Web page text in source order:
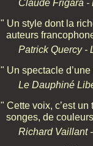
Claude Frigara -
" Un style dont la
auteurs
Patrick Quercy -
" Un spectacle
Le Dauphiné
" Cette voix, c’est
songes, de
Richard Vaillant